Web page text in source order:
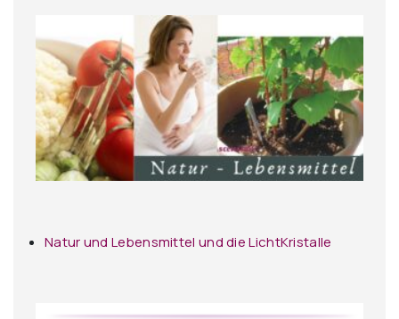
Natur und Lebensmittel und die LichtKristalle